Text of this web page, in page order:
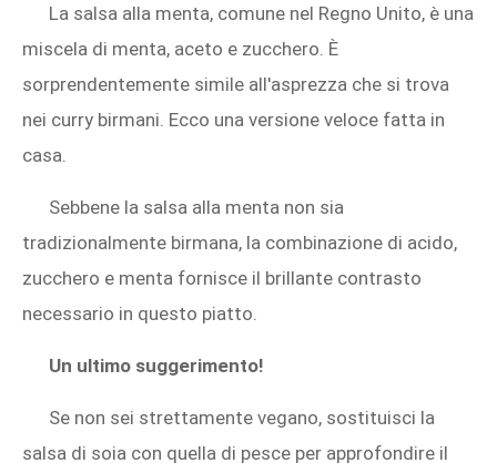
La salsa alla menta, comune nel Regno Unito, è una
miscela di menta, aceto e zucchero. È
sorprendentemente simile all'asprezza che si trova
nei curry birmani. Ecco una versione veloce fatta in
casa.
Sebbene la salsa alla menta non sia
tradizionalmente birmana, la combinazione di acido,
zucchero e menta fornisce il brillante contrasto
necessario in questo piatto.
Un ultimo suggerimento!
Se non sei strettamente vegano, sostituisci la
salsa di soia con quella di pesce per approfondire il